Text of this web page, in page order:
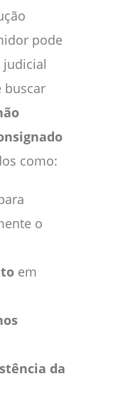
pode
judicial
buscar
como:
o
em
da